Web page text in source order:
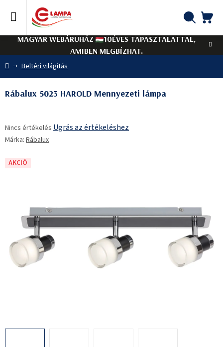
tartalomhoz
MAGYAR WEBÁRUHÁZ
10ÉVES TAPASZTALATTAL,
AMIBEN MEGBÍZHAT.
Kezdőlap
Beltéri világítás
Rábalux 5023 HAROLD Mennyezeti lámpa
termék
átlagos
5-
Nincs értékelés Ugrás az értékeléshez
Márka: Rábalux
AKCIÓ